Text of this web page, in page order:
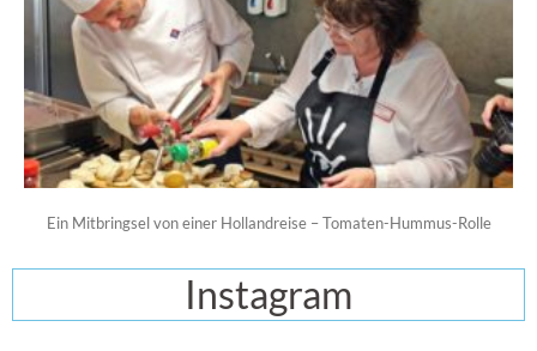
Ein Mitbringsel von einer Hollandreise – Tomaten-Hummus-Rolle
Instagram